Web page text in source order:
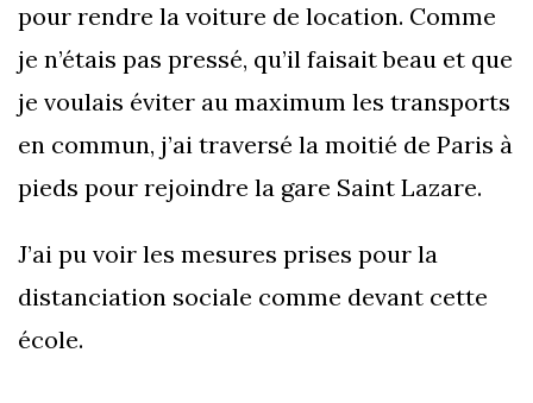
pour rendre la voiture de location. Comme
je n’étais pas pressé, qu’il faisait beau et que
je voulais éviter au maximum les transports
en commun, j’ai traversé la moitié de Paris à
pieds pour rejoindre la gare Saint Lazare.
J’ai pu voir les mesures prises pour la
distanciation sociale comme devant cette
école.